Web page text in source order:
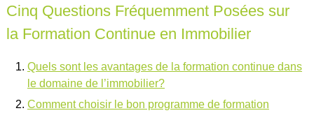
Cinq Questions Fréquemment Posées sur
la Formation Continue en Immobilier
Quels sont les avantages de la formation continue dans
le domaine de l’immobilier?
Comment choisir le bon programme de formation